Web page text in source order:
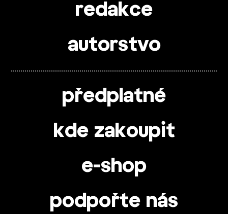
redakce
autorstvo
předplatné
kde zakoupit
e-shop
podpořte nás